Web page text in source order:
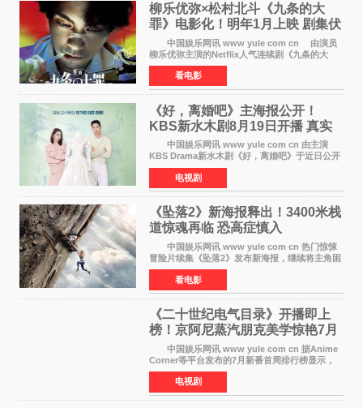
柳乐优弥×松村北斗《九条的大
罪》电影化！明年1月上映 剧集伏
笔将全面揭晓
中国娱乐网讯 www yule com cn 由演员
柳乐优弥主演的Netflix人气连续剧《九条的大
罪》正式宣布改编为电影，将于明年1月8日全国
上映。柳乐优弥与SixTONES松村北斗再度联
手，为观众带来这部
看电影
《好，离婚吧》主海报公开！
KBS新水木剧8月19日开播 真实
离婚体验记来袭
中国娱乐网讯 www yule com cn 由主演
KBS Drama新水木剧《好，离婚吧》于近日公开
主海报，正式进入开播倒计时。 海报中，男
女主角背对背站立，各自望向不同方向，中央的
空白与冷漠的表情
电视剧
《坠落2》新海报释出！3400米栈
道惊魂再临 恐高症慎入
中国娱乐网讯 www yule com cn 热门惊悚
冒险片续集《坠落2》发布新海报，继续将主角困
于绝境高处——这一次，是摇摇欲坠的徒步栈
道。该片将于今年9月2日北美上映，恐高症患者
请提前做好心理
看电影
《二十世纪电气目录》开播即上
榜！京阿尼蒸汽朋克美学惊艳7月
新番季
中国娱乐网讯 www yule com cn 据Anime
Corner等平台发布的7月新番首周排行榜显示，
由京都动画制作的《二十世纪电气目录》在多个
榜单中表现亮眼，位列AniLab全球TOP10第十
名。该剧改编自结
电视剧